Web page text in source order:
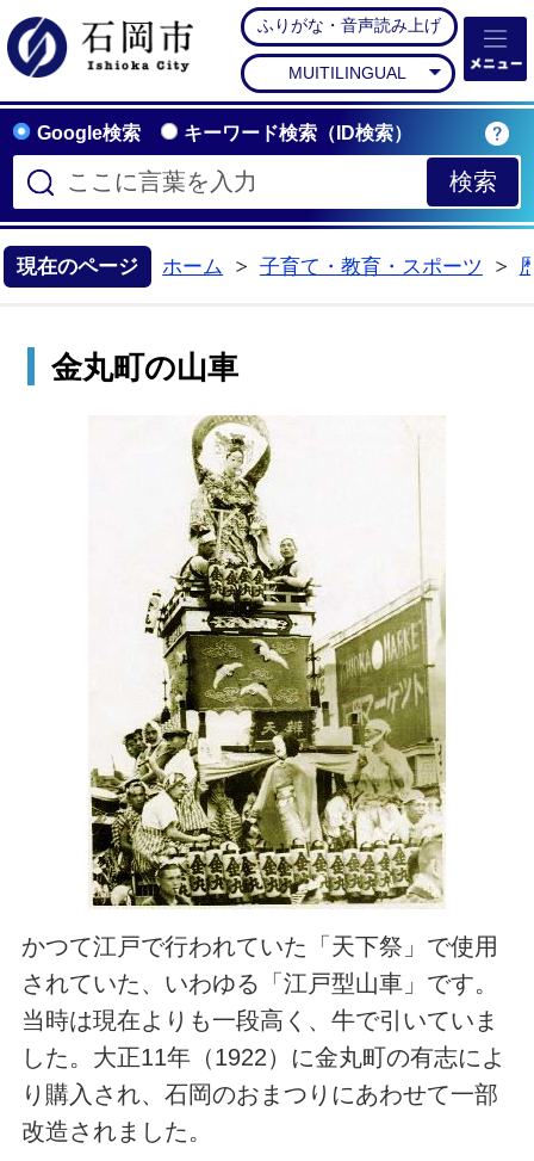
石岡市公式ホームペー
ふりがな・音声読み上げ
MUITILINGUAL
Google検索 キーワード検索（ID検索）
現在のページ ホーム
子育て・教育・スポーツ
金丸町の山車
かつて江戸で行われていた「天下祭」で使用
されていた、いわゆる「江戸型山車」です。
当時は現在よりも一段高く、牛で引いていま
した。大正11年（1922）に金丸町の有志によ
り購入され、石岡のおまつりにあわせて一部
改造されました。